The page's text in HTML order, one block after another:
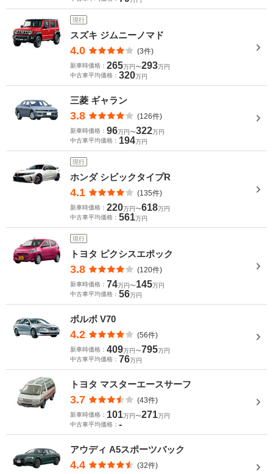
現行
スズキ ジムニーノマド
4.0 (3件)
新車時価格： 265万円〜293万円
中古車平均価格： 320万円
三菱 ギャラン
3.8 (126件)
新車時価格： 96万円〜322万円
中古車平均価格： 194万円
現行
ホンダ シビックタイプR
4.1 (135件)
新車時価格： 220万円〜618万円
中古車平均価格： 561万円
現行
トヨタ ピクシスエポック
3.8 (120件)
新車時価格： 74万円〜145万円
中古車平均価格： 56万円
ボルボ V70
4.2 (56件)
新車時価格： 409万円〜795万円
中古車平均価格： 76万円
トヨタ マスターエースサーフ
3.7 (43件)
新車時価格： 101万円〜271万円
中古車平均価格： -
アウディ A5スポーツバック
4.4 (32件)